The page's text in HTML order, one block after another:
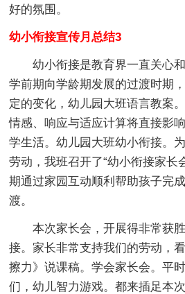
好的氛围。
幼小衔接宣传月总结3
幼小衔接是教育界一直关心和
学前期向学龄期发展的过渡时期
定的变化，幼儿园大班语言教案
情感、响应与适应计算将直接影
学生活。幼儿园大班幼小衔接。
劳动，我班召开了“幼小衔接家长
期通过家园互动顺利帮助孩子完
渡。
本次家长会，开展得非常获胜
接。家长非常支持我们的劳动，
擦力》说课稿。学会家长会。平
们，幼儿智力游戏。都来插足本